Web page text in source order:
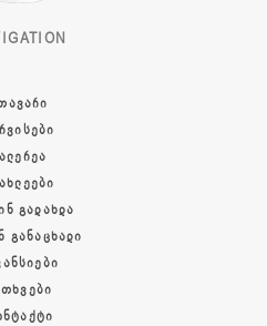
ᲒᲐᲓᲐᲮᲓᲐ
ᲒᲐᲜᲐᲪᲮᲐᲓᲘ